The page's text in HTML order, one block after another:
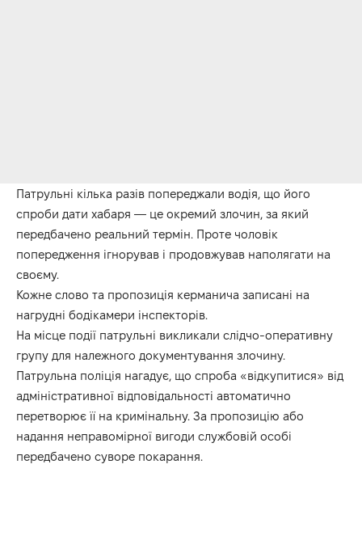
Патрульні кілька разів попереджали водія, що його
спроби дати хабаря — це окремий злочин, за який
передбачено реальний термін. Проте чоловік
попередження ігнорував і продовжував наполягати на
своєму.
Кожне слово та пропозиція керманича записані на
нагрудні бодікамери інспекторів.
На місце події патрульні викликали слідчо-оперативну
групу для належного документування злочину.
Патрульна поліція нагадує, що спроба «відкупитися» від
адміністративної відповідальності автоматично
перетворює її на кримінальну. За пропозицію або
надання неправомірної вигоди службовій особі
передбачено суворе покарання.